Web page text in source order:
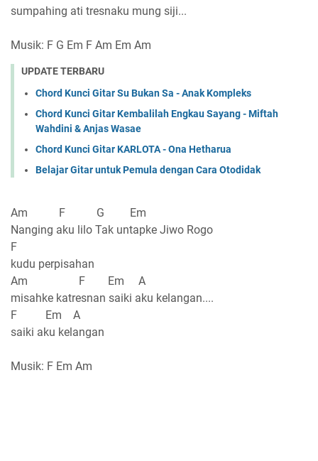
sumpahing ati tresnaku mung siji...
Musik: F G Em F Am Em Am
UPDATE TERBARU
Chord Kunci Gitar Su Bukan Sa - Anak Kompleks
Chord Kunci Gitar Kembalilah Engkau Sayang - Miftah
Wahdini & Anjas Wasae
Chord Kunci Gitar KARLOTA - Ona Hetharua
Belajar Gitar untuk Pemula dengan Cara Otodidak
Am F G Em
Nanging aku lilo Tak untapke Jiwo Rogo
F
kudu perpisahan
Am F Em A
misahke katresnan saiki aku kelangan....
F Em A
saiki aku kelangan
Musik: F Em Am